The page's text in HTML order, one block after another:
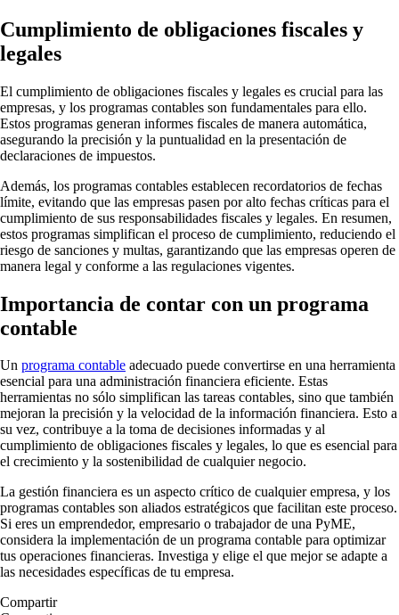
Cumplimiento de obligaciones fiscales y
legales
El cumplimiento de obligaciones fiscales y legales es crucial para las
empresas, y los programas contables son fundamentales para ello.
Estos programas generan informes fiscales de manera automática,
asegurando la precisión y la puntualidad en la presentación de
declaraciones de impuestos.
Además, los programas contables establecen recordatorios de fechas
límite, evitando que las empresas pasen por alto fechas críticas para el
cumplimiento de sus responsabilidades fiscales y legales. En resumen,
estos programas simplifican el proceso de cumplimiento, reduciendo el
riesgo de sanciones y multas, garantizando que las empresas operen de
manera legal y conforme a las regulaciones vigentes.
Importancia de contar con un programa
contable
Un programa contable adecuado puede convertirse en una herramienta
esencial para una administración financiera eficiente. Estas
herramientas no sólo simplifican las tareas contables, sino que también
mejoran la precisión y la velocidad de la información financiera. Esto a
su vez, contribuye a la toma de decisiones informadas y al
cumplimiento de obligaciones fiscales y legales, lo que es esencial para
el crecimiento y la sostenibilidad de cualquier negocio.
La gestión financiera es un aspecto crítico de cualquier empresa, y los
programas contables son aliados estratégicos que facilitan este proceso.
Si eres un emprendedor, empresario o trabajador de una PyME,
considera la implementación de un programa contable para optimizar
tus operaciones financieras. Investiga y elige el que mejor se adapte a
las necesidades específicas de tu empresa.
Compartir